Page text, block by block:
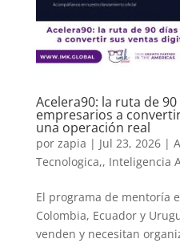
Acelera90: la ruta de
empresarios a
una operación real
por zapia | Jul 23, 2026|
Tecnologica,, Inteligencia
El programa de mentoría
Colombia, Ecuador y
venden y necesitan